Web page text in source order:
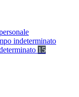
indeterminato
15